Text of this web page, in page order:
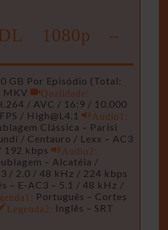
DL 1080p –
GB Por Episódio (Total:
MKV
Qualidade:
/ AVC / 16:9 / 10.000
/ High@L4.1
Audio1:
Clássica – Parisi
/ Centauro / Lexx – AC3
192 kbps
Audio2:
– Alcatéia /
/ 2.0 / 48 kHz / 224 kbps
– E-AC3 – 5.1 / 48 kHz /
Português – Cortes
Legenda2: Inglês – SRT